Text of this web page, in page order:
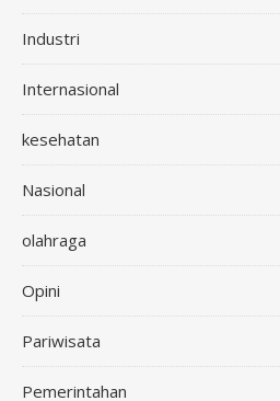
Industri
Internasional
kesehatan
Nasional
olahraga
Opini
Pariwisata
Pemerintahan